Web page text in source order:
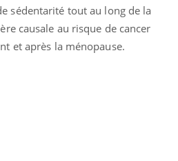
sédentarité tout au long de la
causale au risque de cancer
et après la ménopause.